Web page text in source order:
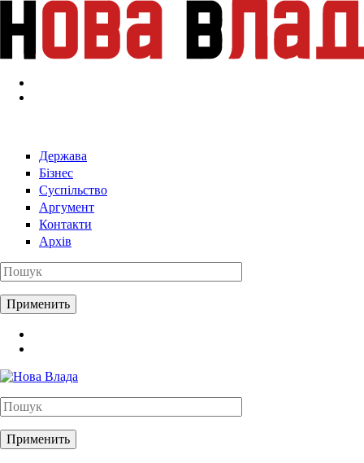
Перейти к основному содержанию
Держава
Бізнес
Суспільство
Аргумент
Контакти
Архів